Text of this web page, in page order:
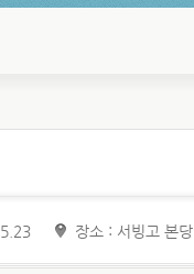
장소 : 서빙고 본당